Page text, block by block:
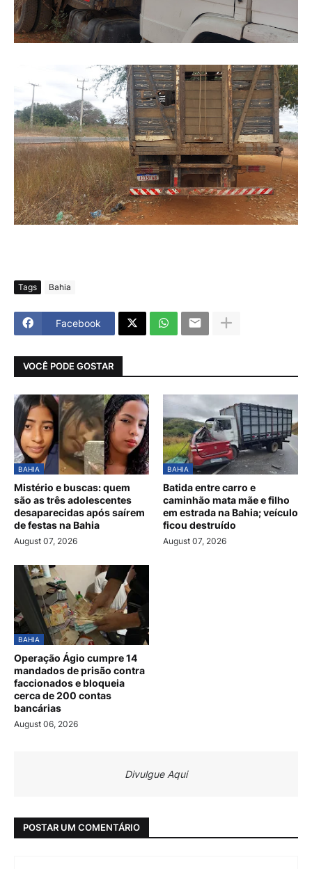
Tags Bahia
Facebook
VOCÊ PODE GOSTAR
BAHIA
Mistério e buscas: quem
são as três adolescentes
desaparecidas após saírem
de festas na Bahia
August 07, 2026
BAHIA
Batida entre carro e
caminhão mata mãe e filho
em estrada na Bahia; veículo
ficou destruído
August 07, 2026
BAHIA
Operação Ágio cumpre 14
mandados de prisão contra
faccionados e bloqueia
cerca de 200 contas
bancárias
August 06, 2026
Divulgue Aqui
POSTAR UM COMENTÁRIO